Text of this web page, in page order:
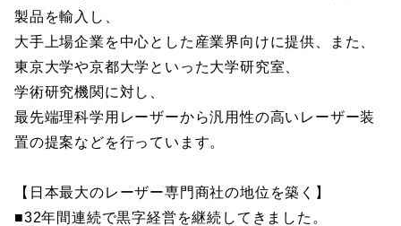
製品を輸入し、
大手上場企業を中心とした産業界向けに提供、また、
東京大学や京都大学といった大学研究室、
学術研究機関に対し、
最先端理科学用レーザーから汎用性の高いレーザー装
置の提案などを行っています。
【日本最大のレーザー専門商社の地位を築く】
■32年間連続で黒字経営を継続してきました。